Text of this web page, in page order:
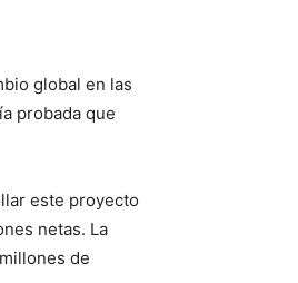
global en las
probada que
este proyecto
netas. La
de